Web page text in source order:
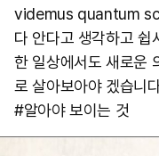
videmus quantum
다 안다고 생각하고 쉽
한 일상에서도 새로운
로 살아보아야 겠습니
#알아야 보이는 것